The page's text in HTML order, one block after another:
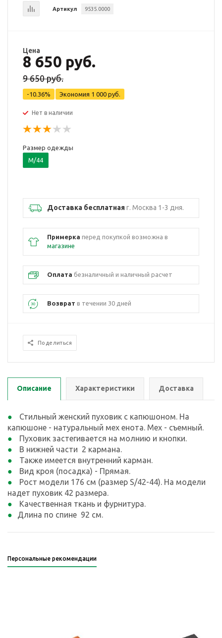
Артикул 9535.0000
Цена
8 650 руб.
9 650 руб.
-10.36% Экономия 1 000 руб.
Нет в наличии
Размер одежды
M/44
Доставка бесплатнаяг. Москва 1-3 дня.
Примерка перед покупкой возможна в
магазине
Оплата безналичный и наличный расчет
Возврат в течении 30 дней
Поделиться
Описание Характеристики Доставка
Стильный женский пуховик с капюшоном. На
капюшоне - натуральный мех енота. Мех - съемный.
Пуховик застегивается на молнию и кнопки.
В нижней части 2 кармана.
Также имеется внутренний карман.
Вид кроя (посадка) - Прямая.
Рост модели 176 см (размер S/42-44). На модели
надет пуховик 42 размера.
Качественная ткань и фурнитура.
Длина по спине 92 см.
Персональные рекомендации